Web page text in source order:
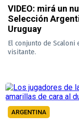
VIDEO: mirá un
Selección
Uruguay
El conjunto de
visitante.
ARGENTINA